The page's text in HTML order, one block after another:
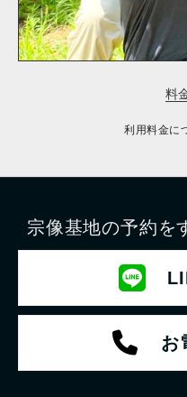
料
利用料金に
宗像基地の予約を
お